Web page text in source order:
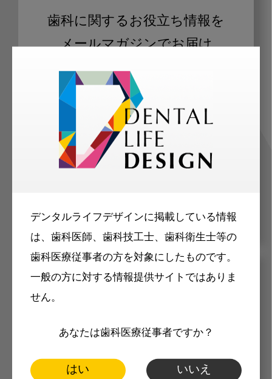
デンタルライフデザインに掲載している情報
は、歯科医師、歯科技工士、歯科衛生士等の
歯科医療従事者の方を対象にしたものです。
一般の方に対する情報提供サイトではありま
せん。
あなたは歯科医療従事者ですか？
はい いいえ
歯科に関するお役立ち情報を
メールマガジンでお届け
ご登録いただいた職種（歯科医師、歯
科衛生士、歯科技工士）に合わせた内
容のメールマガジンをお届けします。
メリット